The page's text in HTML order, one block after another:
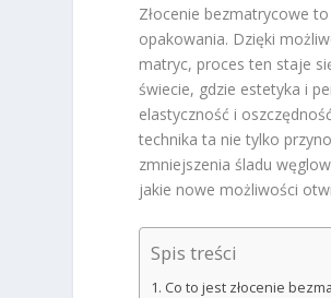
Złocenie bezmatrycowe
opakowania. Dzięki
matryc, proces ten staje
świecie, gdzie estetyka i
elastyczność i
technika ta nie tylko
zmniejszenia śladu
jakie nowe możliwości
Spis treści
Co to jest złocenie